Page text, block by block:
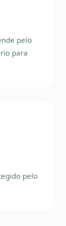
pelo
para
pelo